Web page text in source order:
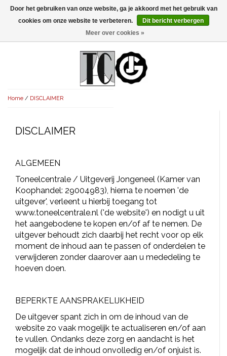
Menu
AVONDVULLEND (+75')
KORT (-30')
OVERIG (30'-75')
AVONDVULLEND (+75')
UITGELICHT!
UITGELICHT!
SENIORENTONEEL
OVERIG (30'-75')
UITGELICHT!
KOSTUUMSTUK
MUSICAL
VOLKSTONEEL
OVERIG
SINTERKLAASTONEEL
KERSTTONEEL
JONGERENTONEEL
JEUGDTONEEL
HANDBOEKEN
THEATERBOEKEN
RECHTEN REGELEN
Home / DISCLAIMER
DISCLAIMER
ALGEMEEN
Toneelcentrale / Uitgeverij Jongeneel (Kamer van
Koophandel: 29004983), hierna te noemen 'de
uitgever', verleent u hierbij toegang tot
www.toneelcentrale.nl ('de website') en nodigt u uit
het aangebodene te kopen en/of af te nemen. De
uitgever behoudt zich daarbij het recht voor op elk
moment de inhoud aan te passen of onderdelen te
verwijderen zonder daarover aan u mededeling te
hoeven doen.
BEPERKTE AANSPRAKELIJKHEID
De uitgever spant zich in om de inhoud van de
website zo vaak mogelijk te actualiseren en/of aan
te vullen. Ondanks deze zorg en aandacht is het
mogelijk dat de inhoud onvolledig en/of onjuist is.
Door het gebruiken van onze website, ga je akkoord met het gebruik van
cookies om onze website te verbeteren.
Dit bericht verbergen
Meer over cookies »